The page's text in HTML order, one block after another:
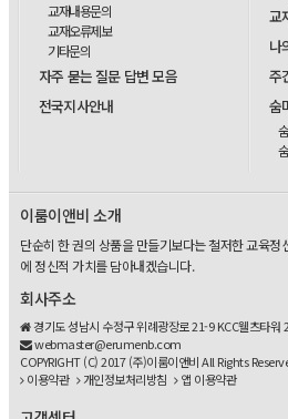
교재내용문의
교재오류제보
기타문의
자주 묻는 질문 답변 모음
전국지사안내
교
나
주
숨
이룸이앤비 소개
단순히 한 권의 상품을 만들기보다는 철저한 교육
에 정신적 가치를 담아내겠습니다.
회사주소
경기도 성남시 수정구 위례광장로 21-9 KCC웰츠타워
webmaster@erumenb.com
COPYRIGHT (C) 2017 (주)이룸이앤비 All Rights
이용약관
개인정보처리방침 앱 이용약관